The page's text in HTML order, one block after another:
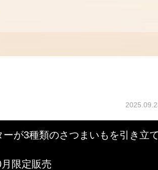
が3種類のさつまいもを引き立て
限定販売